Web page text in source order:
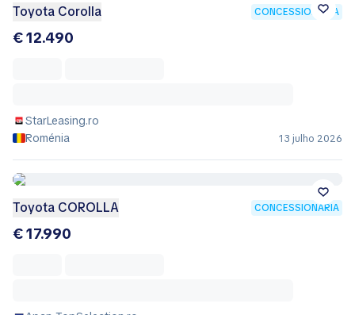
Toyota Corolla CONCESSIONÁRIA
€ 12.490
StarLeasing.ro
Roménia
13 julho 2026
Toyota COROLLA CONCESSIONÁRIA
€ 17.990